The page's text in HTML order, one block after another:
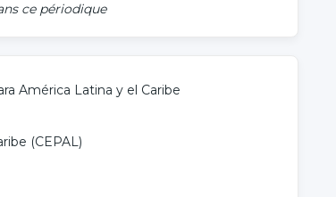
ce périodique
América Latina y el Caribe
(CEPAL)